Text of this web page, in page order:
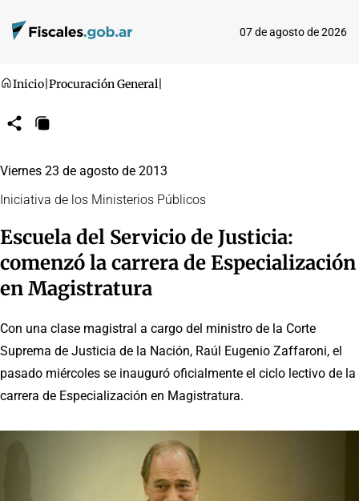
07 de agosto de 2026
Inicio Procuración General
CompartirCopiar
Viernes 23 de agosto de 2013
Iniciativa de los Ministerios Públicos
Escuela del Servicio de Justicia:
comenzó la carrera de Especialización
en Magistratura
Con una clase magistral a cargo del ministro de la Corte
Suprema de Justicia de la Nación, Raúl Eugenio Zaffaroni, el
pasado miércoles se inauguró oficialmente el ciclo lectivo de la
carrera de Especialización en Magistratura.